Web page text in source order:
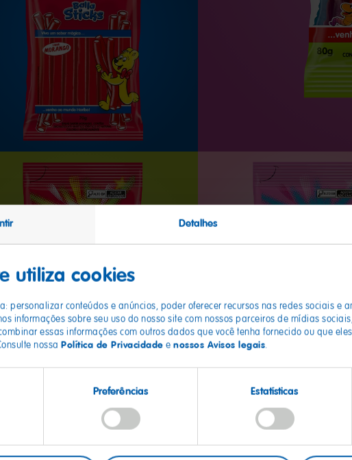
Detalhes
utiliza cookies
personalizar conteúdos e anúncios, poder oferecer recursos nas redes sociais e
informações sobre seu uso do nosso site com nossos parceiros de mídias
essas informações com outros dados que você tenha fornecido ou que
nossa Política de Privacidade e nossos Avisos legais.
Preferências Estatísticas